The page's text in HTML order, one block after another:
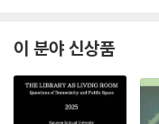
이 분야 신상품